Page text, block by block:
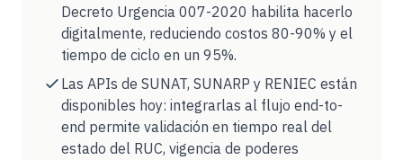
Decreto Urgencia 007-2020 habilita hacerlo
digitalmente, reduciendo costos 80-90% y el
tiempo de ciclo en un 95%.
Las APIs de SUNAT, SUNARP y RENIEC están
disponibles hoy: integrarlas al flujo end-to-
end permite validación en tiempo real del
estado del RUC, vigencia de poderes